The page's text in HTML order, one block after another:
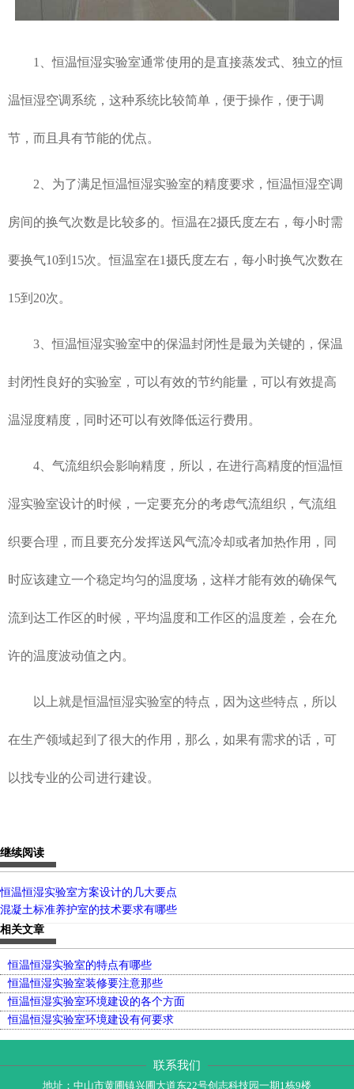
1、恒温恒湿实验室通常使用的是直接蒸发式、独立的恒
温恒湿空调系统，这种系统比较简单，便于操作，便于调
节，而且具有节能的优点。
2、为了满足恒温恒湿实验室的精度要求，恒温恒湿空调
房间的换气次数是比较多的。恒温在2摄氏度左右，每小时需
要换气10到15次。恒温室在1摄氏度左右，每小时换气次数在
15到20次。
3、恒温恒湿实验室中的保温封闭性是最为关键的，保温
封闭性良好的实验室，可以有效的节约能量，可以有效提高
温湿度精度，同时还可以有效降低运行费用。
4、气流组织会影响精度，所以，在进行高精度的恒温恒
湿实验室设计的时候，一定要充分的考虑气流组织，气流组
织要合理，而且要充分发挥送风气流冷却或者加热作用，同
时应该建立一个稳定均匀的温度场，这样才能有效的确保气
流到达工作区的时候，平均温度和工作区的温度差，会在允
许的温度波动值之内。
以上就是恒温恒湿实验室的特点，因为这些特点，所以
在生产领域起到了很大的作用，那么，如果有需求的话，可
以找专业的公司进行建设。
继续阅读
恒温恒湿实验室方案设计的几大要点
混凝土标准养护室的技术要求有哪些
相关文章
恒温恒湿实验室的特点有哪些
恒温恒湿实验室装修要注意那些
恒温恒湿实验室环境建设的各个方面
恒温恒湿实验室环境建设有何要求
联系我们
地址：中山市黄圃镇兴圃大道东22号创志科技园一期1栋9楼